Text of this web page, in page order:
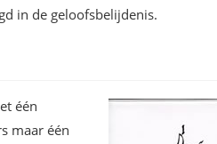
in de geloofsbelijdenis.
één
maar één